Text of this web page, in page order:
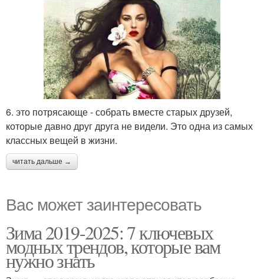
6. это потрясающе - собрать вместе старых друзей,
которые давно друг друга не видели. Это одна из самых
классных вещей в жизни.
читать дальше →
Вас может заинтересовать
Зима 2019-2025: 7 ключевых
модных трендов, которые вам
нужно знать